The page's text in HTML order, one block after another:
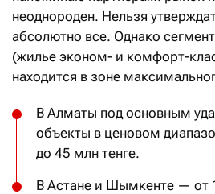
неоднороден. Нельзя
абсолютно все. Однако
(жилье эконом- и комфорт-
находится в зоне
В Алматы под основным
объекты в ценовом
до 45 млн тенге.
В Астане и Шымкенте — от